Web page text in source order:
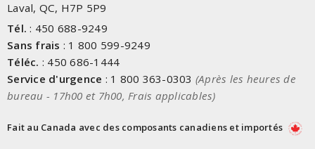
Laval, QC, H7P 5P9
Tél. : 450 688-9249
Sans frais : 1 800 599-9249
Téléc. : 450 686-1444
Service d'urgence : 1 800 363-0303 (Après les heures de
bureau - 17h00 et 7h00, Frais applicables)
Fait au Canada avec des composants canadiens et importés